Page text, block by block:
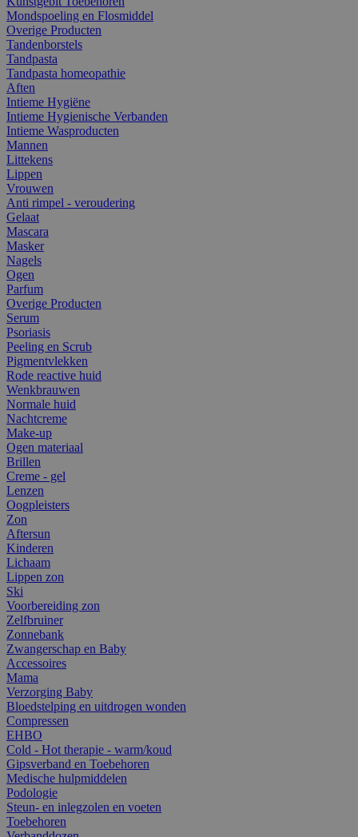
Mondspoeling en Flosmiddel
Overige Producten
Tandenborstels
Tandpasta
Tandpasta homeopathie
Aften
Intieme Hygiëne
Intieme Hygienische Verbanden
Intieme Wasproducten
Mannen
Littekens
Lippen
Vrouwen
Anti rimpel - veroudering
Gelaat
Mascara
Masker
Nagels
Ogen
Parfum
Overige Producten
Serum
Psoriasis
Peeling en Scrub
Pigmentvlekken
Rode reactive huid
Wenkbrauwen
Normale huid
Nachtcreme
Make-up
Ogen materiaal
Brillen
Creme - gel
Lenzen
Oogpleisters
Zon
Aftersun
Kinderen
Lichaam
Lippen zon
Ski
Voorbereiding zon
Zelfbruiner
Zonnebank
Zwangerschap en Baby
Accessoires
Mama
Verzorging Baby
Bloedstelping en uitdrogen wonden
Compressen
EHBO
Cold - Hot therapie - warm/koud
Gipsverband en Toebehoren
Medische hulpmiddelen
Podologie
Steun- en inlegzolen en voeten
Toebehoren